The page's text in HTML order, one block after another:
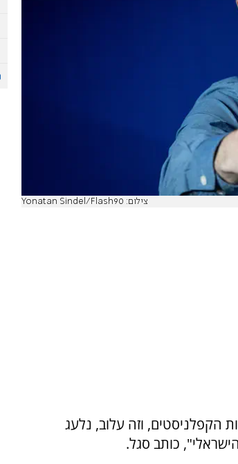
צילום: Yonatan Sindel/Flash90
הקפלניסטים, וזה עלוב, נלעג
כותב סגל.